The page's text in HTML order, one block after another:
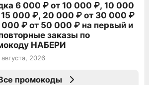
6 000 ₽ от 10 000 ₽, 10 000
15 000 ₽, 20 000 ₽ от 30 000 ₽
000 ₽ от 50 000 ₽ на первый и
заказы по
НАБЕРИ
2026
промокоды